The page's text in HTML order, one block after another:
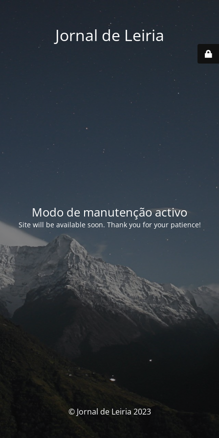
Jornal de Leiria
Modo de manutenção activo
Site will be available soon. Thank you for your patience!
© Jornal de Leiria 2023